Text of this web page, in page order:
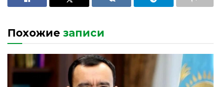
Похожие записи